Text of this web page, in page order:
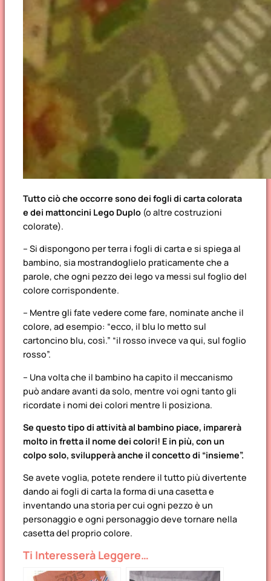
Tutto ciò che occorre sono dei fogli di carta colorata
e dei mattoncini Lego Duplo (o altre costruzioni
colorate).
– Si dispongono per terra i fogli di carta e si spiega al
bambino, sia mostrandoglielo praticamente che a
parole, che ogni pezzo dei lego va messi sul foglio del
colore corrispondente.
– Mentre gli fate vedere come fare, nominate anche il
colore, ad esempio: “ecco, il blu lo metto sul
cartoncino blu, così.” “il rosso invece va qui, sul foglio
rosso”.
– Una volta che il bambino ha capito il meccanismo
può andare avanti da solo, mentre voi ogni tanto gli
ricordate i nomi dei colori mentre li posiziona.
Se questo tipo di attività al bambino piace, imparerà
molto in fretta il nome dei colori! E in più, con un
colpo solo, svilupperà anche il concetto di “insieme”.
Se avete voglia, potete rendere il tutto più divertente
dando ai fogli di carta la forma di una casetta e
inventando una storia per cui ogni pezzo è un
personaggio e ogni personaggio deve tornare nella
casetta del proprio colore.
Ti Interesserà Leggere…